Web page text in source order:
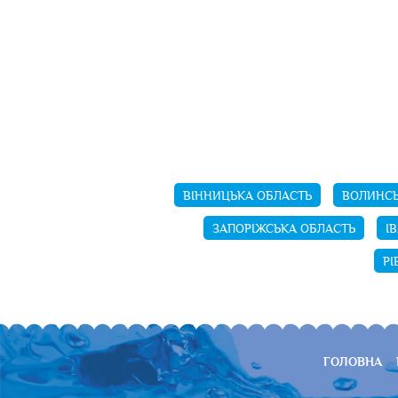
ВІННИЦЬКА ОБЛАСТЬ
ЗАПОРІЖСЬКА ОБЛАСТЬ
ГОЛОВНА